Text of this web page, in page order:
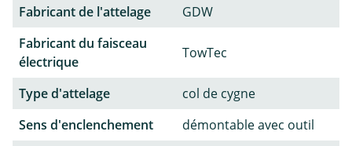
Fabricant de l'attelage
GDW
Fabricant du faisceau
électrique
TowTec
Type d'attelage
col de cygne
Sens d'enclenchement
démontable avec outil